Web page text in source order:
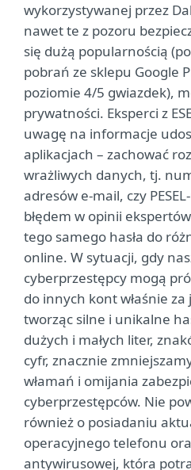
wykorzystywanej przez
nawet te z pozoru
się dużą popularnością
pobrań ze sklepu Google
poziomie 4/5 gwiazdek),
prywatności. Eksperci z
uwagę na informacje
aplikacjach – zachować
wrażliwych danych, tj.
adresów e-mail, czy
błędem w opinii
tego samego hasła do
online. W sytuacji, gdy
cyberprzestępcy mogą
do innych kont właśnie
tworząc silne i unikalne
dużych i małych liter,
cyfr, znacznie
włamań i omijania
cyberprzestępców. Nie
również o posiadaniu
operacyjnego telefonu
antywirusowej, która